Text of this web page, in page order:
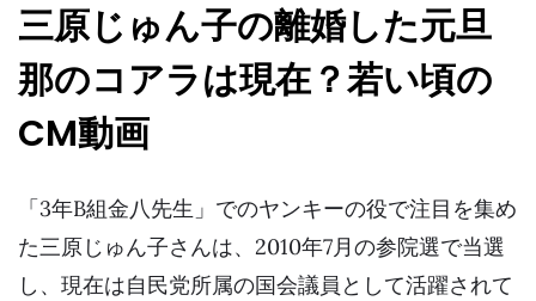
三原じゅん子の離婚した元旦
那のコアラは現在？若い頃の
CM動画
「3年B組金八先生」でのヤンキーの役で注目を集め
た三原じゅん子さんは、2010年7月の参院選で当選
し、現在は自民党所属の国会議員として活躍されて